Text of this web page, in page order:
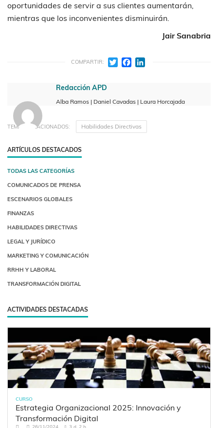
oportunidades de servir a sus clientes aumentarán,
mientras que los inconvenientes disminuirán.
Jair Sanabria
COMPARTIR: TwitterFacebook
Redacción APD
Alba Ramos | Daniel Cavadas | Laura Horcajada
TEMAS RELACIONADOS: Habilidades Directivas
ARTÍCULOS DESTACADOS
TODAS LAS CATEGORÍAS
COMUNICADOS DE PRENSA
ESCENARIOS GLOBALES
FINANZAS
HABILIDADES DIRECTIVAS
LEGAL Y JURÍDICO
MARKETING Y COMUNICACIÓN
RRHH Y LABORAL
TRANSFORMACIÓN DIGITAL
ACTIVIDADES DESTACADAS
CURSO
Estrategia Organizacional 2025: Innovación y
Transformación Digital